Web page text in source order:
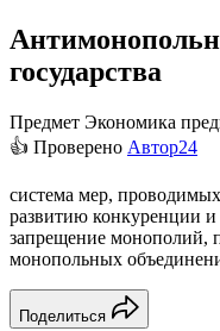
государства
Предмет Экономика
👍 Проверено Автор24
система мер,
развитию конкуренции и
запрещение монополий,
монопольных
Поделиться